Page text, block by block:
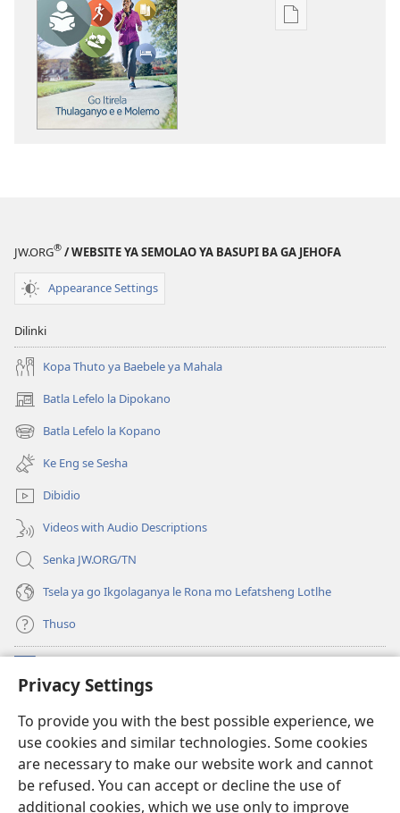
Privacy Settings
To provide you with the best possible experience, we
use cookies and similar technologies. Some cookies
are necessary to make our website work and cannot
be refused. You can accept or decline the use of
additional cookies, which we use only to improve
Ditsela
e
JW.ORG® / WEBSITE YA SEMOLAO YA BASUPI BA GA JEHOFA
Appearance Settings
Dilinki
Kopa Thuto ya Baebele ya Mahala
Batla Lefelo la Dipokano
(e
bula
tsebe
nngwe)
Batla Lefelo la Kopano
(e
bula
tsebe
e
nngwe)
Ke Eng se Sesha
Dibidio
Videos with Audio Descriptions
Senka JW.ORG/TN
Tsela ya go Ikgolaganya le Rona mo Lefatsheng Lotlhe
Thuso
(e
bula
nngwe)
LAEBORARI YA MO INTERNET
(e
bula
tsebe
e
nngwe)
JW Hub
(e
bula
tsebe App ya JW Library